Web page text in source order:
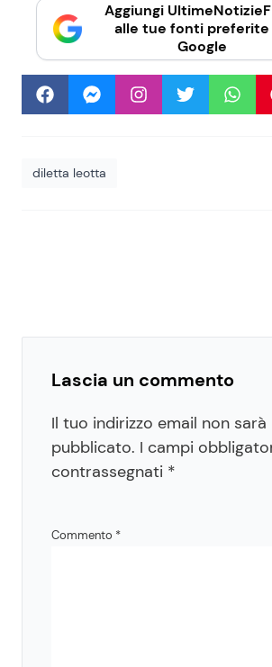
Aggiungi
alle tue fonti preferite
Google
diletta leotta
Lascia un commento
Il tuo indirizzo email non sarà
pubblicato. I campi
contrassegnati *
Commento *